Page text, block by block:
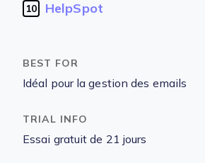
10 HelpSpot
Idéal pour la gestion des emails
Essai gratuit de 21 jours